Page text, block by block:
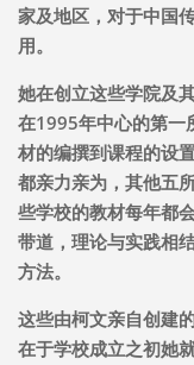
家及地区，对于中国
用。
她在创立这些学院及
在1995年中心的第一
材的编撰到课程的设
都亲力亲为，其他五
些学校的教材每年都
带道，理论与实践相
方法。
这些由柯文亲自创建
在于学校成立之初她